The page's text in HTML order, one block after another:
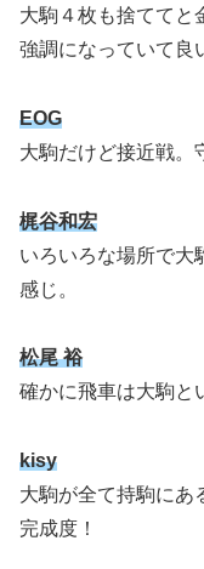
大駒４枚も捨ててと
強調になっていて良
EOG
大駒だけど接近戦。
梶谷和宏
いろいろな場所で大
感じ。
松尾 裕
確かに飛車は大駒と
kisy
大駒が全て持駒にあ
完成度！